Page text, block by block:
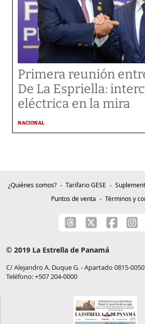
Primera reunión
De La Espriella:
eléctrica en la mira
NACIONAL
¿Quiénes somos? Tarifario GESE
Puntos de venta
Términos y
© 2019 La Estrella de Panamá
C/ Alejandro A. Duque G. - Apartado 0815-
Teléfono: +507 204-0000